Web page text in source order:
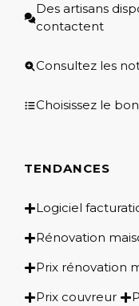
Des artisans
contactent
Consultez les
Choisissez le
TENDANCES
Logiciel
Rénovation
Prix rénovation
Prix couvreur